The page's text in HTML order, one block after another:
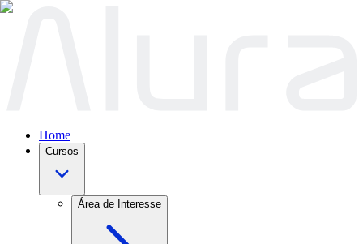
Home
Cursos
Área de Interesse